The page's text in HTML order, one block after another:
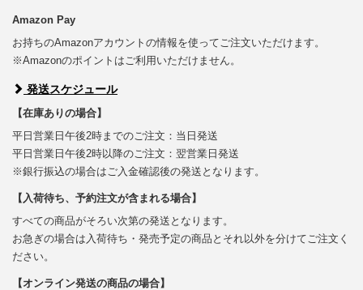
Amazon Pay
お持ちのAmazonアカウントの情報を使ってご注文いただけます。
※Amazonのポイントはご利用いただけません。
発送スケジュール
【在庫ありの場合】
平日営業日午後2時までのご注文：当日発送
平日営業日午後2時以降のご注文：翌営業日発送
※銀行振込の場合はご入金確認後の発送となります。
【入荷待ち、予約注文が含まれる場合】
すべての商品がそろい次第の発送となります。
お急ぎの場合は入荷待ち・発売予定の商品とそれ以外を分けてご注文く
ださい。
【オンライン発送の商品の場合】